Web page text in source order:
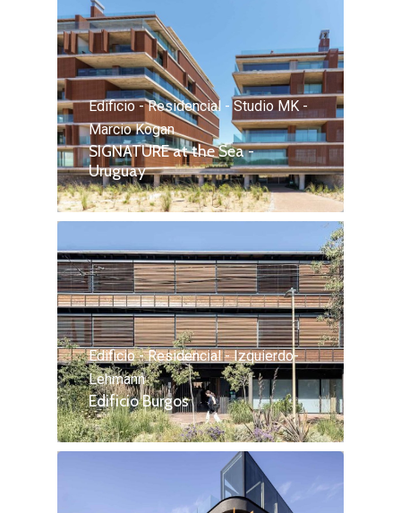
Edificio - Residencial - Studio MK -
Marcio Kogan
SIGNATURE at the Sea -
Uruguay
Edificio - Residencial - Izquierdo-
Lehmann
Edificio Burgos